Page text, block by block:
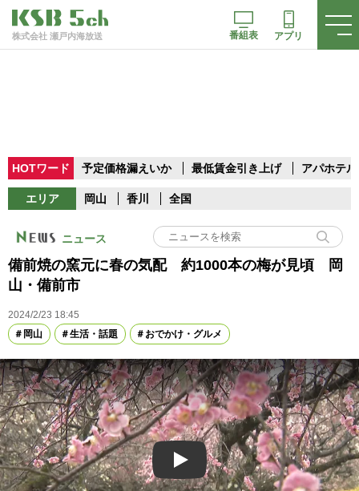
株式会社 瀬戸内海放送 番組表 アプリ
HOTワード 予定価格漏えいか 最低賃金引き上げ アパホテル
エリア 岡山 香川 全国
ニュース
備前焼の窯元に春の気配 約1000本の梅が見頃 岡
山・備前市
2024/2/23 18:45
岡山
生活・話題 おでかけ・グルメ
Play